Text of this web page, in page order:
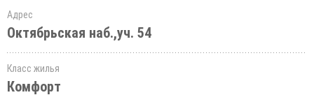
Адрес
Октябрьская наб.,уч. 54
Класс жилья
Комфорт